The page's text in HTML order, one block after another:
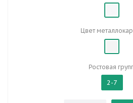
Цвет
Ростовая
2-7